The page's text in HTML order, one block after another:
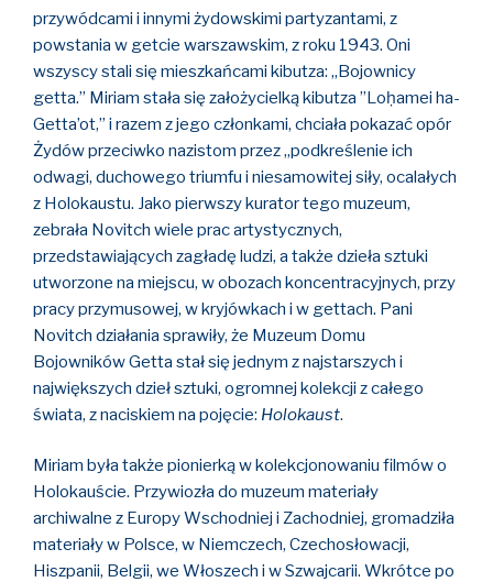
przywódcami i innymi żydowskimi partyzantami, z
powstania w getcie warszawskim, z roku 1943. Oni
wszyscy stali się mieszkańcami kibutza: „Bojownicy
getta.” Miriam stała się założycielką kibutza ”Loḥamei ha-
Getta’ot,” i razem z jego członkami, chciała pokazać opór
Żydów przeciwko nazistom przez „podkreślenie ich
odwagi, duchowego triumfu i niesamowitej siły, ocalałych
z Holokaustu. Jako pierwszy kurator tego muzeum,
zebrała Novitch wiele prac artystycznych,
przedstawiających zagładę ludzi, a także dzieła sztuki
utworzone na miejscu, w obozach koncentracyjnych, przy
pracy przymusowej, w kryjówkach i w gettach. Pani
Novitch działania sprawiły, że Muzeum Domu
Bojowników Getta stał się jednym z najstarszych i
największych dzieł sztuki, ogromnej kolekcji z całego
świata, z naciskiem na pojęcie: Holokaust.
Miriam była także pionierką w kolekcjonowaniu filmów o
Holokauście. Przywiozła do muzeum materiały
archiwalne z Europy Wschodniej i Zachodniej, gromadziła
materiały w Polsce, w Niemczech, Czechosłowacji,
Hiszpanii, Belgii, we Włoszech i w Szwajcarii. Wkrótce po